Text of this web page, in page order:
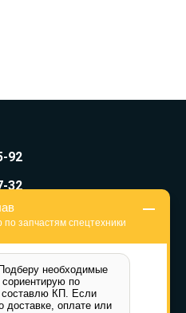
92
32
запчастям спецтехники
необходимые
по
КП. Если
доставке, оплате или